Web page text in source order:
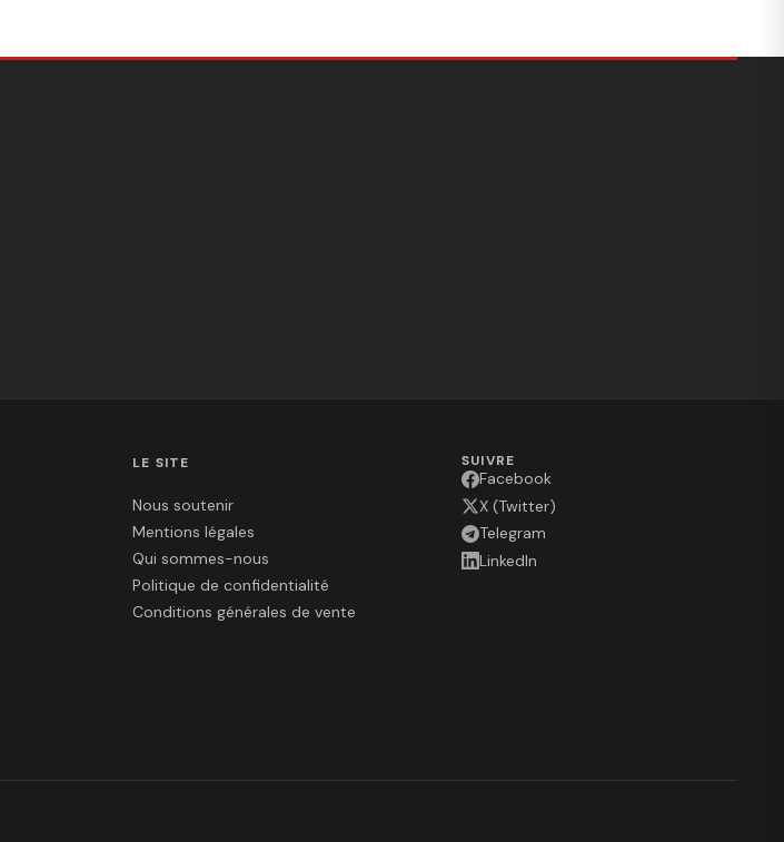
LE SITE
Nous soutenir
Mentions légales
Qui sommes-nous
Politique de confidentialité
Conditions générales de vente
SUIVRE
Facebook
X (Twitter)
Telegram
LinkedIn